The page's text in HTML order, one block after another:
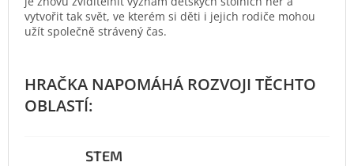
vytvořit tak svět, ve kterém si děti i jejich rodiče mohou
užít společně strávený čas.
STEM